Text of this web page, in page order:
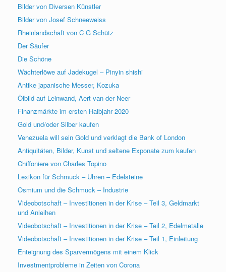
Bilder von Diversen Künstler
Bilder von Josef Schneeweiss
Rheinlandschaft von C G Schütz
Der Säufer
Die Schöne
Wächterlöwe auf Jadekugel – Pinyin shishi
Antike japanische Messer, Kozuka
Ölbild auf Leinwand, Aert van der Neer
Finanzmärkte im ersten Halbjahr 2020
Gold und/oder Silber kaufen
Venezuela will sein Gold und verklagt die Bank of London
Antiquitäten, Bilder, Kunst und seltene Exponate zum kaufen
Chiffoniere von Charles Topino
Lexikon für Schmuck – Uhren – Edelsteine
Osmium und die Schmuck – Industrie
Videobotschaft – Investitionen in der Krise – Teil 3, Geldmarkt
und Anleihen
Videobotschaft – Investitionen in der Krise – Teil 2, Edelmetalle
Videobotschaft – Investitionen in der Krise – Teil 1, Einleitung
Enteignung des Sparvermögens mit einem Klick
Investmentprobleme in Zeiten von Corona